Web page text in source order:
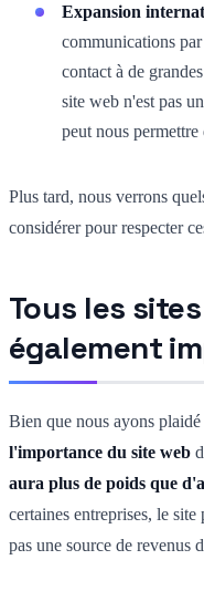
Expansion
communications
contact à de
site web n'est pas
peut nous
Plus tard, nous verrons
considérer pour respecter
Tous les
également
Bien que nous ayons
l'importance du site web
aura plus de poids que
certaines entreprises, le
pas une source de revenus